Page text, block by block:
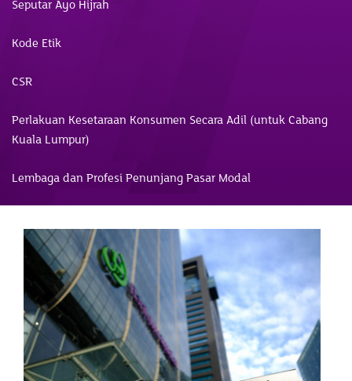
Seputar Ayo Hijrah
Kode Etik
CSR
Perlakuan Kesetaraan Konsumen Secara Adil (untuk Cabang
Kuala Lumpur)
Lembaga dan Profesi Penunjang Pasar Modal